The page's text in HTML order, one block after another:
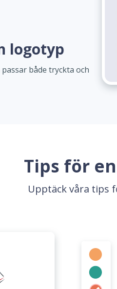
logotyp
både tryckta och
Tips för
Upptäck våra tips